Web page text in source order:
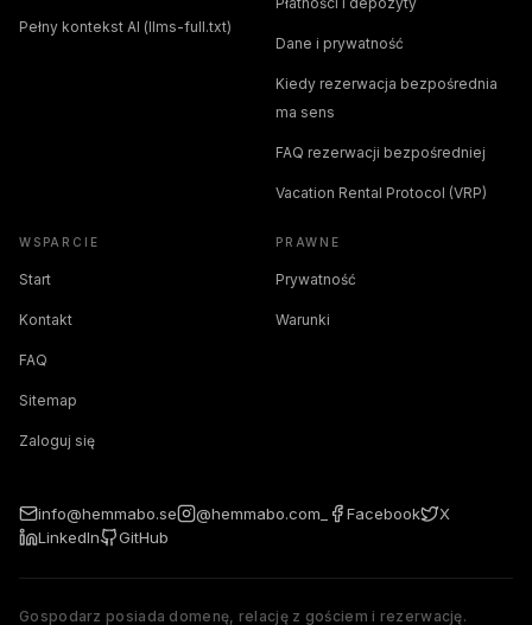
Pełny kontekst AI (llms-full.txt)
Dane i prywatność
Kiedy rezerwacja bezpośrednia
ma sens
FAQ rezerwacji bezpośredniej
Vacation Rental Protocol (VRP)
WSPARCIE
Start
Kontakt
FAQ
Sitemap
Zaloguj się
PRAWNE
Prywatność
Warunki
info@hemmabo.se @hemmabo.com_ Facebook
X
LinkedIn
GitHub
Gospodarz posiada domenę, relację z gościem i rezerwację.